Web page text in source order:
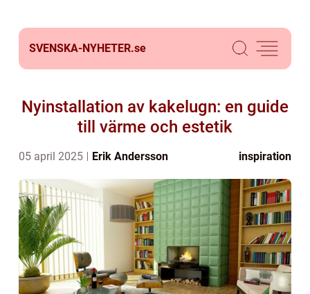
SVENSKA-NYHETER.se
Nyinstallation av kakelugn: en guide
till värme och estetik
05 april 2025 Erik Andersson inspiration